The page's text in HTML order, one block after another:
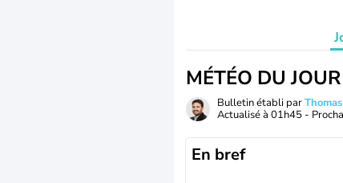
MÉTÉO DU JOUR
Bulletin établi par
Actualisé à 01h45 -
En bref